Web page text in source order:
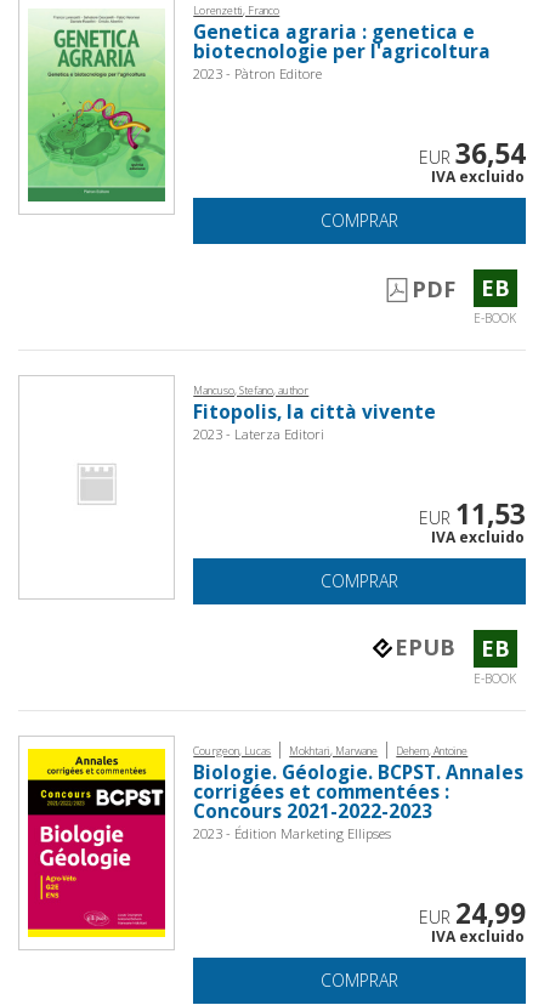
Lorenzetti, Franco
Genetica agraria : genetica e
biotecnologie per l'agricoltura
2023 - Pàtron Editore
EUR 36,54
IVA excluido
COMPRAR
PDF EB
E-BOOK
Mancuso, Stefano, author
Fitopolis, la città vivente
2023 - Laterza Editori
EUR 11,53
IVA excluido
COMPRAR
EPUB EB
E-BOOK
Courgeon, Lucas | Mokhtari, Marwane | Dehem, Antoine
Biologie. Géologie. BCPST. Annales
corrigées et commentées :
Concours 2021-2022-2023
2023 - Édition Marketing Ellipses
EUR 24,99
IVA excluido
COMPRAR